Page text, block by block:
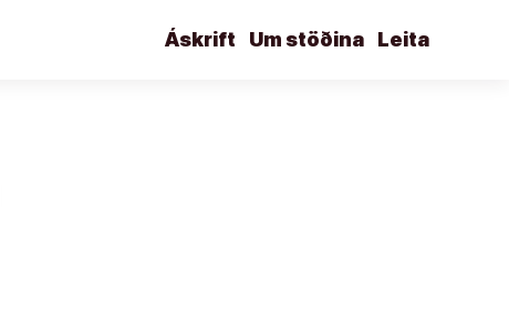
Leita
Um stöðina
Áskrift